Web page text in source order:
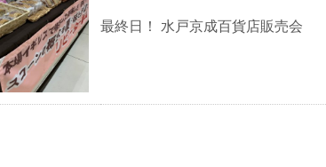
最終日！ 水戸京成百貨店販売会